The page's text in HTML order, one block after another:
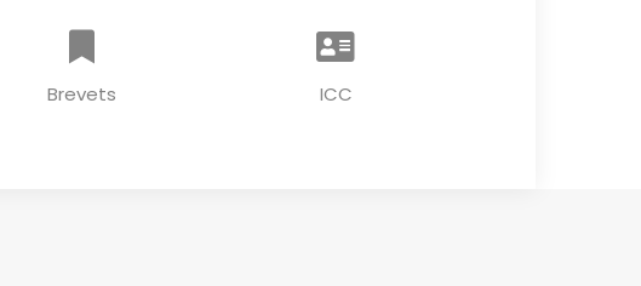
Brevets ICC